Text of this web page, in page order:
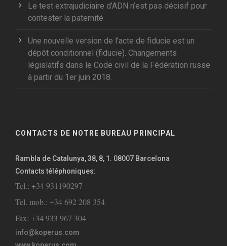
Le test extrajudiciaire d’ADN n’est pas décisif pour
contester la paternité
Une nouvelle version de l’acte de fiducie est un
dépôt conditionnel (fiducie). Changements
législatifs dans le Code civil de la Fédération russe
à partir du 1er juin 2018.
CONTACTS DE NOTRE BUREAU PRINCIPAL
Rambla de Catalunya, 38, 8, 1. 08007 Barcelona
Contacts téléphoniques:
Tel.: +34 931190297
Tel. mob.: +34 692 208 354
Fax: +34 933 967 304
info@koperus.com